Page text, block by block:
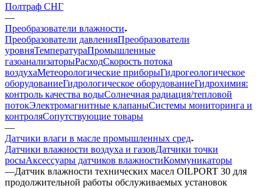
Полтраф СНГ
—
Преобразователи влажности
Преобразователи давленияПреобразователи
уровняТемператураПромышленные
газоанализаторыРасходСкорость потока
воздухаМетеорологические приборыГидрогеологическое
оборудованиеГидрологическое оборудованиеГидрохимия:
контроль качества водыСолнечная радиация/тепловой
потокЭлектромагнитные клапаныСистемы мониторинга и
контроляСопутствующие товары
—
Датчики влаги в масле промышленных сред
Датчики влажности воздуха и газовДатчики точки
росыАксессуары датчиков влажностиКоммуникаторы
—Датчик влажности технических масел OILPORT 30 для
продолжительной работы обслуживаемых установок